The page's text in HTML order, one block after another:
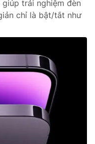
Nam
giúp trải nghiệm đèn
chỉ là bật/tắt như